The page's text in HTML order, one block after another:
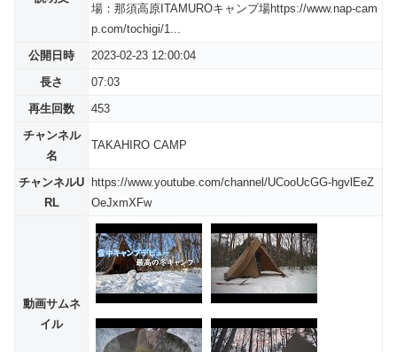
場：那須高原ITAMUROキャンプ場https://www.nap-cam
p.com/tochigi/1...
公開日時
2023-02-23 12:00:04
長さ
07:03
再生回数
453
チャンネル
名
TAKAHIRO CAMP
チャンネルU
RL
https://www.youtube.com/channel/UCooUcGG-hgvlEeZ
OeJxmXFw
動画サムネ
イル